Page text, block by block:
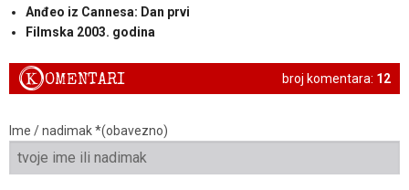
Anđeo iz Cannesa: Dan prvi
Filmska 2003. godina
broj komentara: 12
KOMENTARI
Ime / nadimak *(obavezno)